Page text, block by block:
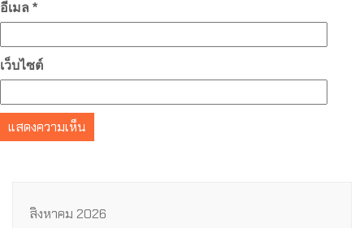
อีเมล *
เว็บไซต์
สิงหาคม 2026